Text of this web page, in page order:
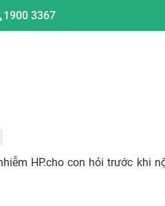
1900 3367
HP.cho con hỏi trước khi